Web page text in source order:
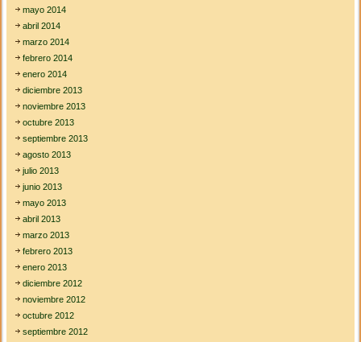
mayo 2014
abril 2014
marzo 2014
febrero 2014
enero 2014
diciembre 2013
noviembre 2013
octubre 2013
septiembre 2013
agosto 2013
julio 2013
junio 2013
mayo 2013
abril 2013
marzo 2013
febrero 2013
enero 2013
diciembre 2012
noviembre 2012
octubre 2012
septiembre 2012